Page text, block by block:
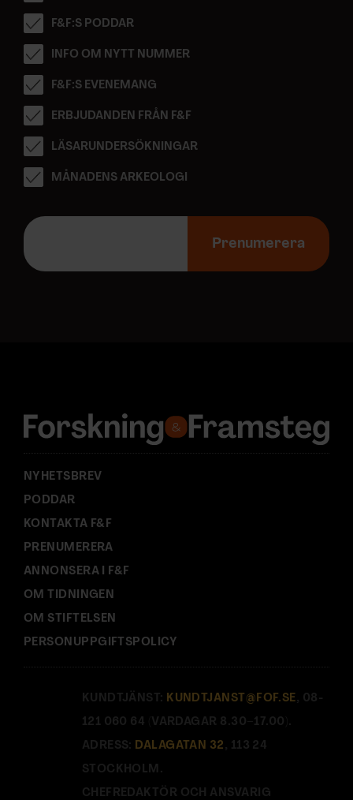
F&F:S PODDAR
INFO OM NYTT NUMMER
F&F:S EVENEMANG
ERBJUDANDEN FRÅN F&F
LÄSARUNDERSÖKNINGAR
MÅNADENS ARKEOLOGI
E
p
s
:
Prenumerera
NYHETSBREV
PODDAR
KONTAKTA F&F
PRENUMERERA
ANNONSERA I F&F
OM TIDNINGEN
OM STIFTELSEN
PERSONUPPGIFTSPOLICY
KUNDTJÄNST: KUNDTJANST@FOF.SE , 08-
121 060 64 (VARDAGAR 8.30–17.00).
ADRESS: DALAGATAN 32 , 113 24
STOCKHOLM.
CHEFREDAKTÖR OCH ANSVARIG